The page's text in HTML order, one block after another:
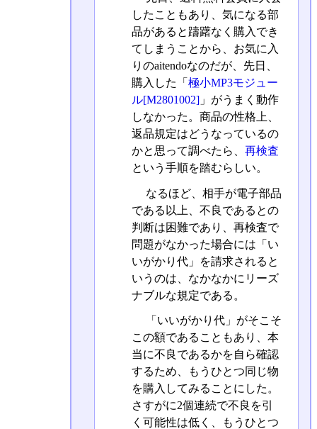
したこともあり、気になる部
品があると躊躇なく購入でき
てしまうことから、お気に入
りのaitendoなのだが、先日、
購入した「 極小MP3モジュー
ル[M2801002]」がうまく動作
しなかった。商品の性格上、
返品規定はどうなっているの
かと思って調べたら、 再検査
という手順を踏むらしい。
なるほど、相手が電子部品
である以上、不良であるとの
判断は困難であり、再検査で
問題がなかった場合には「い
いがかり代」を請求されると
いうのは、なかなかにリーズ
ナブルな規定である。
「いいがかり代」がそこそ
この額であることもあり、本
当に不良であるかを自ら確認
するため、もうひとつ同じ物
を購入してみることにした。
さすがに2個連続で不良を引
く可能性は低く、もうひとつ